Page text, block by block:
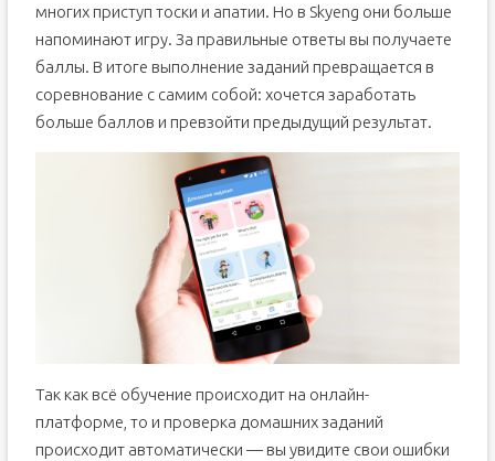
многих приступ тоски и апатии. Но в Skyeng они больше
напоминают игру. За правильные ответы вы получаете
баллы. В итоге выполнение заданий превращается в
соревнование с самим собой: хочется заработать
больше баллов и превзойти предыдущий результат.
Так как всё обучение происходит на онлайн-
платформе, то и проверка домашних заданий
происходит автоматически — вы увидите свои ошибки